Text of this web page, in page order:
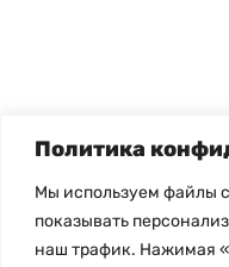
Политика
Мы используем файлы
показывать
наш трафик. Нажимая